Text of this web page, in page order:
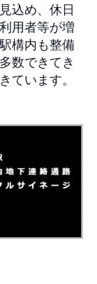
込め、休日
用者等が増
構内も整備
数できてき
ています。